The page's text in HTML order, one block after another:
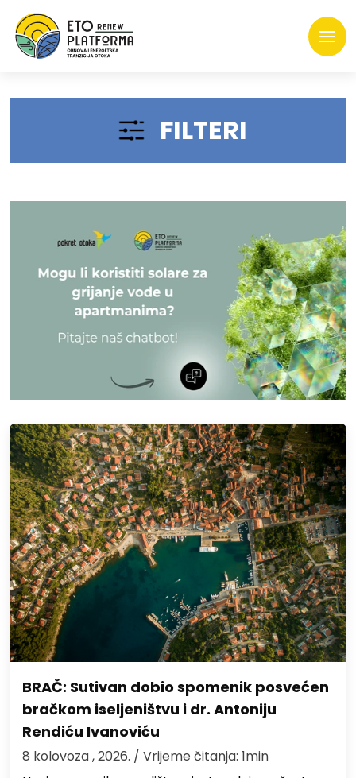
FILTERI
BRAČ: Sutivan dobio spomenik posvećen
bračkom iseljeništvu i dr. Antoniju
Rendiću Ivanoviću
8 kolovoza , 2026. / Vrijeme čitanja: 1min